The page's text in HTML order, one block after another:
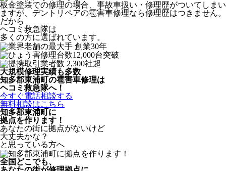
板金塗装での修理の場合、事故車扱い・修理歴がついてしまい
ますが、デントリペアの雹害車修理なら修理歴はつきません。
だから
ヘコミ救急隊は
多くの方に選ばれています。
大規模修理実績も多数
知多郡東浦町の雹害車修理は
ヘコミ救急隊へ！
今すぐ電話相談する
無料相談はこちら
知多郡東浦町に
拠点を作ります！
あなたの街に拠点がないけど
大丈夫かな？
と思っている方へ
全国どこでも、